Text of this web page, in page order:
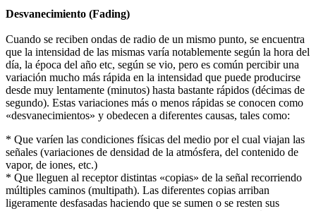
Desvanecimiento (Fading)
Cuando se reciben ondas de radio de un mismo punto, se encuentra
que la intensidad de las mismas varía notablemente según la hora del
día, la época del año etc, según se vio, pero es común percibir una
variación mucho más rápida en la intensidad que puede producirse
desde muy lentamente (minutos) hasta bastante rápidos (décimas de
segundo). Estas variaciones más o menos rápidas se conocen como
«desvanecimientos» y obedecen a diferentes causas, tales como:
* Que varíen las condiciones físicas del medio por el cual viajan las
señales (variaciones de densidad de la atmósfera, del contenido de
vapor, de iones, etc.)
* Que lleguen al receptor distintas «copias» de la señal recorriendo
múltiples caminos (multipath). Las diferentes copias arriban
ligeramente desfasadas haciendo que se sumen o se resten sus